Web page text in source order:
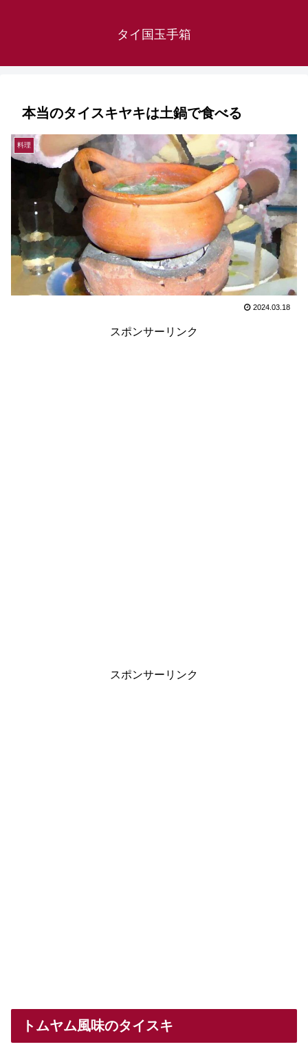
タイ国玉手箱
本当のタイスキヤキは土鍋で食べる
料理
2024.03.18
スポンサーリンク
スポンサーリンク
トムヤム風味のタイスキ